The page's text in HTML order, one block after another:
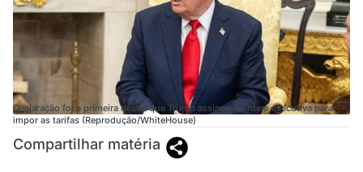
Declaração foi a primeira desde que Trump assinou a ordem executiva para
impor as tarifas (Reprodução/WhiteHouse)
Compartilhar matéria